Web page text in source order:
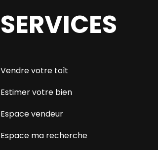
SERVICES
Vendre votre toît
Estimer votre bien
Espace vendeur
Espace ma recherche